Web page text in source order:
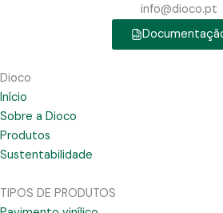
info@dioco.pt
Dioco
Início
Sobre a Dioco
Produtos
Sustentabilidade
TIPOS DE PRODUTOS